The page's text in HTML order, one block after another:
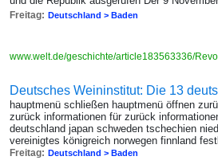
Freitag: Deutschland > Baden
www.welt.de/geschichte/article183563336/
Deutsches Weininstitut: Die 13
hauptmenü schließen hauptmenü öffnen
zurück informationen für zurück
deutschland japan schweden tschechien
vereinigtes königreich norwegen finnland
Freitag: Deutschland > Baden